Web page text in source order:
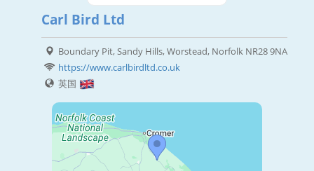
Carl Bird Ltd
Boundary Pit, Sandy Hills, Worstead, Norfolk NR28 9NA
https://www.carlbirdltd.co.uk
英国